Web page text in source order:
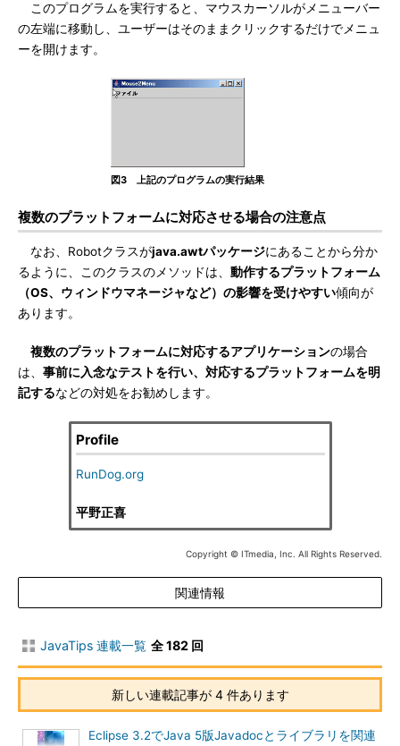
このプログラムを実行すると、マウスカーソルがメニューバー
の左端に移動し、ユーザーはそのままクリックするだけでメニュ
ーを開けます。
図3 上記のプログラムの実行結果
複数のプラットフォームに対応させる場合の注意点
なお、Robotクラスがjava.awtパッケージにあることから分か
るように、このクラスのメソッドは、 動作するプラットフォーム
（OS、ウィンドウマネージャなど）の影響を受けやすい傾向が
あります。
複数のプラットフォームに対応するアプリケーションの場合
は、 事前に入念なテストを行い、対応するプラットフォームを明
記するなどの対処をお勧めします。
Profile
RunDog.org
平野正喜
Copyright © ITmedia, Inc. All Rights Reserved.
関連情報
JavaTips 連載一覧 全 182 回
新しい連載記事が 4 件あります
Eclipse 3.2でJava 5版Javadocとライブラリを関連